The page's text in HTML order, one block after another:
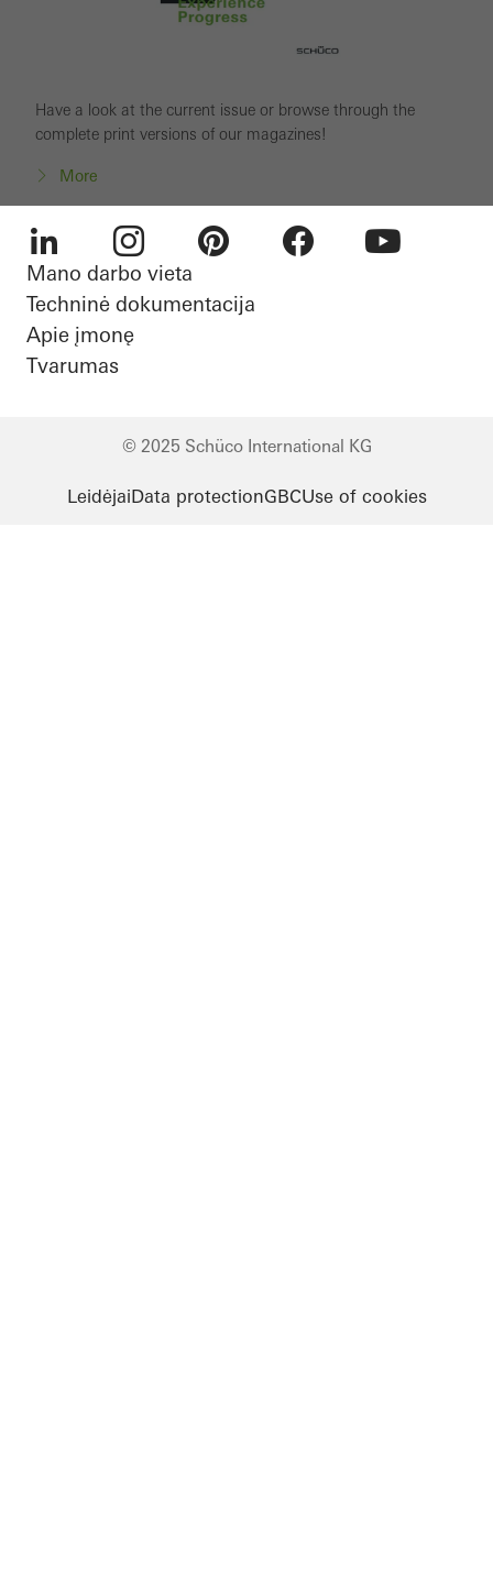
Have a look at the current issue or browse through the
complete print versions of our magazines!
More
LinkedIn Instagram
Mano darbo vieta
Techninė dokumentacija
Apie įmonę
Tvarumas
© 2025 Schüco International KG
LeidėjaiData protectionGBCUse of cookies